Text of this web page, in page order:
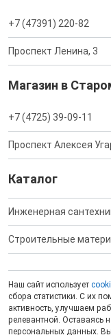
+7 (47391) 220-82
Проспект Ленина, 3
Магазин в
+7 (4725) 39-09-11
Проспект Алексея
Каталог
Инженерная
Строительные
Наш сайт использует
сбора статистики. С их
активность, улучшаем
релевантной. Оставаясь
персональных данных.